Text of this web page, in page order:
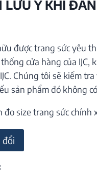
Ý KHI
được trang sức yêu
cửa hàng của IJC,
Chúng tôi sẽ kiểm
sản phẩm đó không
size trang sức chính
đổi